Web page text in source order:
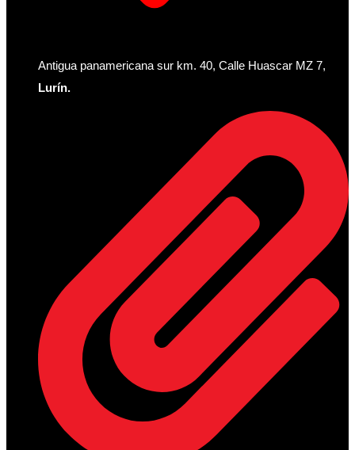
Antigua panamericana sur km. 40, Calle Huascar MZ 7,
Lurín.